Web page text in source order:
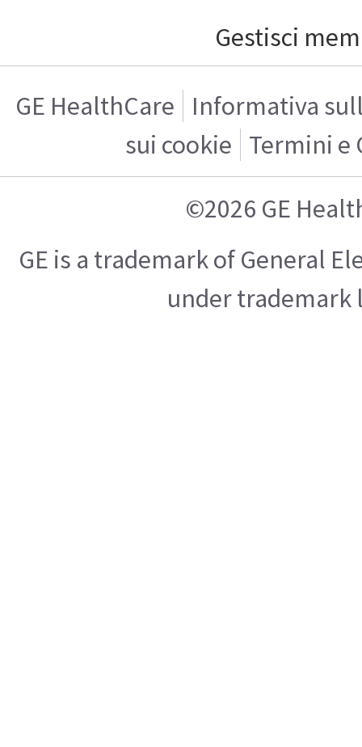
Gestisci
GE HealthCare
Informativa
sui cookie Termini e
©2026 GE
GE is a trademark of General
under trademark